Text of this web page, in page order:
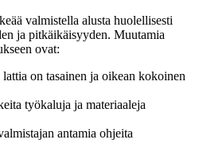
valmistella alusta huolellisesti
ja pitkäikäisyyden. Muutamia
ovat:
lattia on tasainen ja oikean kokoinen
työkaluja ja materiaaleja
antamia ohjeita